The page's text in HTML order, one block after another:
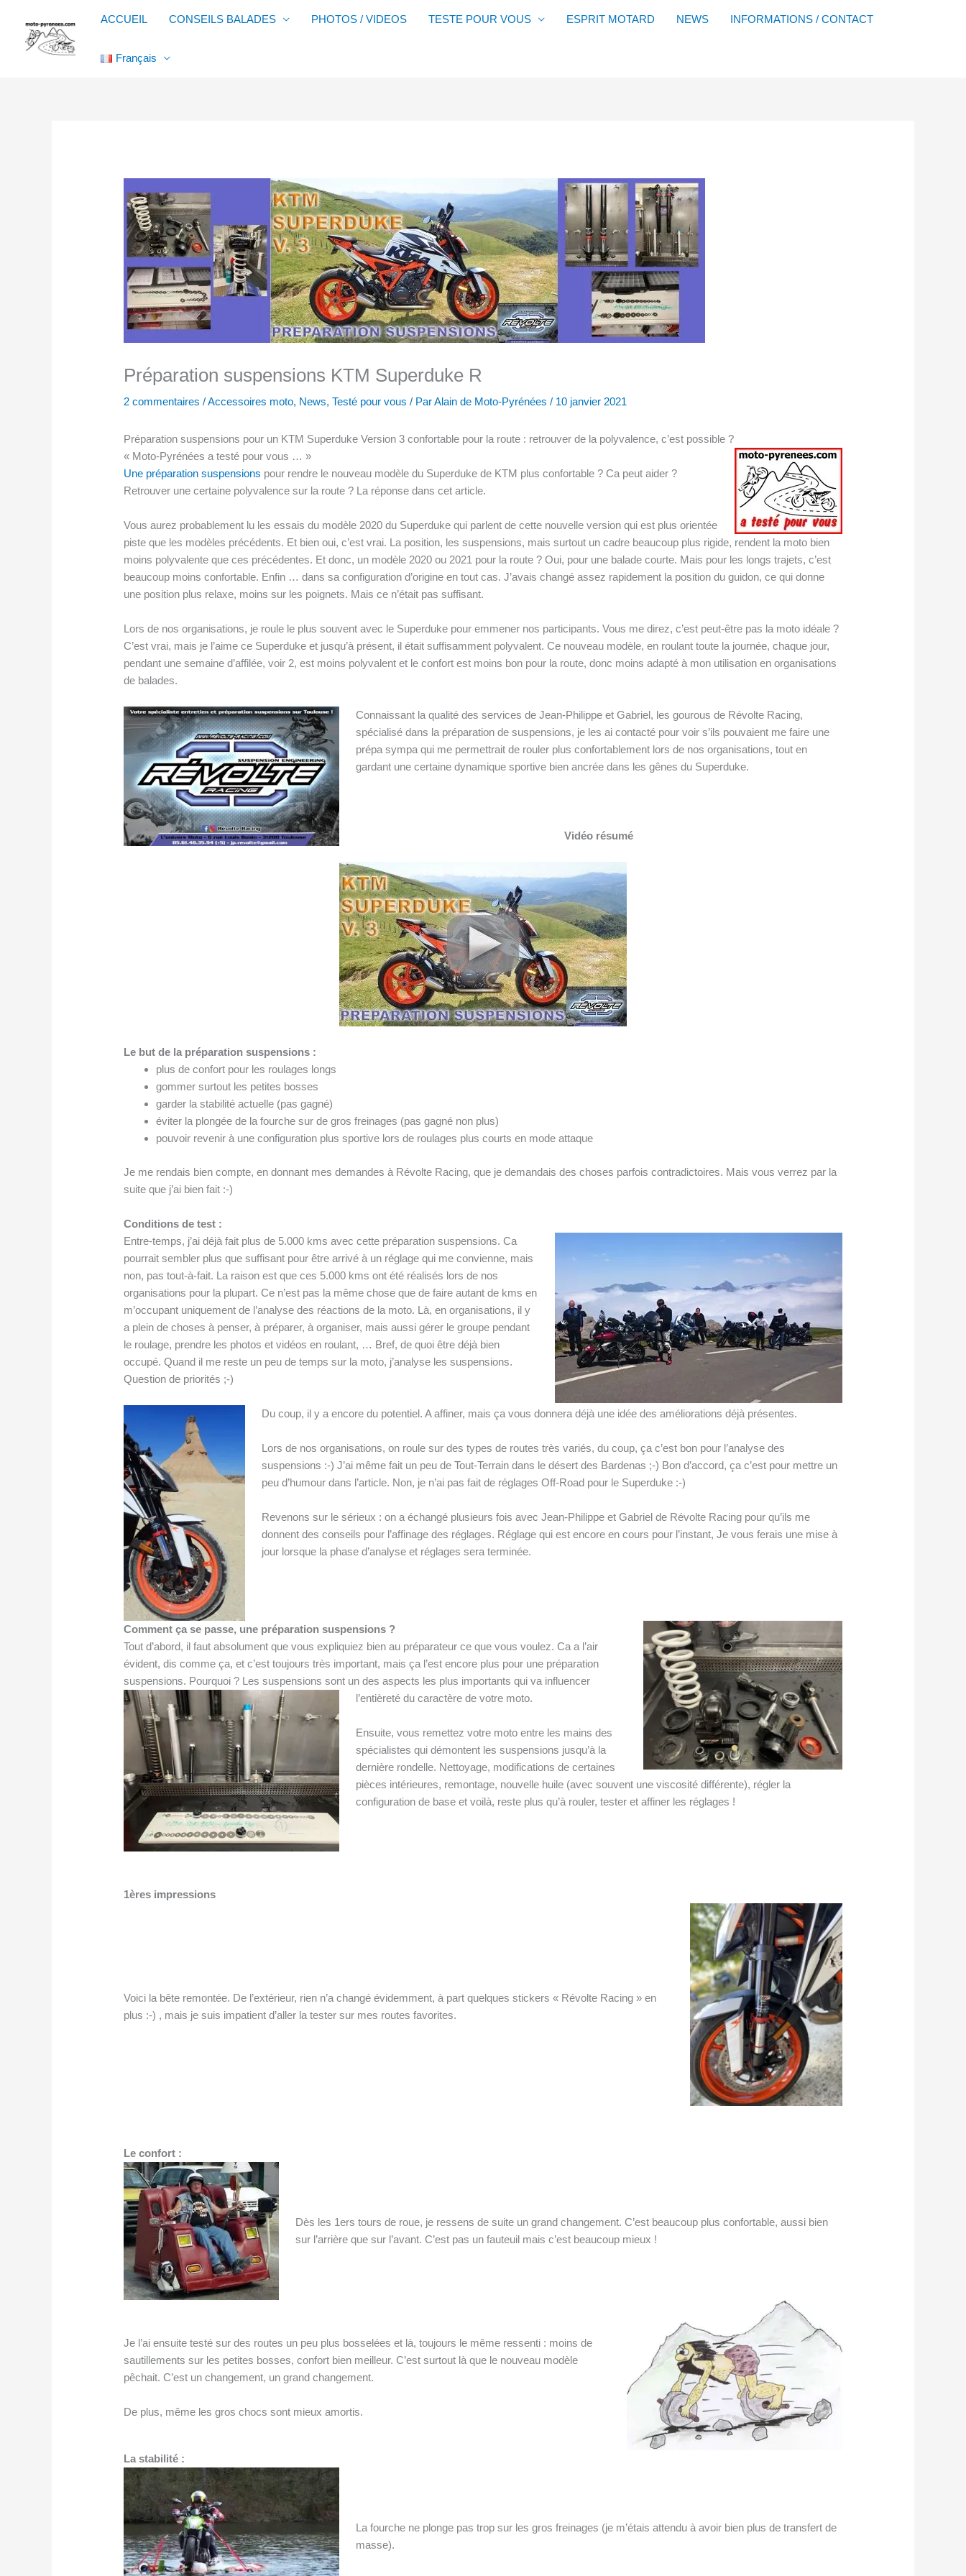
contenu
ACCUEIL CONSEILS BALADES PHOTOS / VIDEOS TESTE POUR VOUS ESPRIT MOTARD NEWS INFORMATIONS / CONTACT
Français
Préparation suspensions KTM Superduke R
2 commentaires /Accessoires moto, News,Testé pour vous / ParAlain de Moto-Pyrénées/ 10 janvier 2021
Préparation suspensions pour un KTM Superduke Version 3 confortable pour la route : retrouver de la polyvalence, c’est possible ?
« Moto-Pyrénées a testé pour vous … »
Une préparation suspensions pour rendre le nouveau modèle du Superduke de KTM plus confortable ? Ca peut aider ?
Retrouver une certaine polyvalence sur la route ? La réponse dans cet article.
Vous aurez probablement lu les essais du modèle 2020 du Superduke qui parlent de cette nouvelle version qui est plus orientée
piste que les modèles précédents. Et bien oui, c’est vrai. La position, les suspensions, mais surtout un cadre beaucoup plus rigide, rendent la moto bien
moins polyvalente que ces précédentes. Et donc, un modèle 2020 ou 2021 pour la route ? Oui, pour une balade courte. Mais pour les longs trajets, c’est
beaucoup moins confortable. Enfin … dans sa configuration d’origine en tout cas. J’avais changé assez rapidement la position du guidon, ce qui donne
une position plus relaxe, moins sur les poignets. Mais ce n’était pas suffisant.
Lors de nos organisations, je roule le plus souvent avec le Superduke pour emmener nos participants. Vous me direz, c’est peut-être pas la moto idéale ?
C’est vrai, mais je l’aime ce Superduke et jusqu’à présent, il était suffisamment polyvalent. Ce nouveau modèle, en roulant toute la journée, chaque jour,
pendant une semaine d’affilée, voir 2, est moins polyvalent et le confort est moins bon pour la route, donc moins adapté à mon utilisation en organisations
de balades.
Connaissant la qualité des services de Jean-Philippe et Gabriel, les gourous de Révolte Racing,
spécialisé dans la préparation de suspensions, je les ai contacté pour voir s’ils pouvaient me faire une
prépa sympa qui me permettrait de rouler plus confortablement lors de nos organisations, tout en
gardant une certaine dynamique sportive bien ancrée dans les gênes du Superduke.
Vidéo résumé
Le but de la préparation suspensions :
plus de confort pour les roulages longs
gommer surtout les petites bosses
garder la stabilité actuelle (pas gagné)
éviter la plongée de la fourche sur de gros freinages (pas gagné non plus)
pouvoir revenir à une configuration plus sportive lors de roulages plus courts en mode attaque
Je me rendais bien compte, en donnant mes demandes à Révolte Racing, que je demandais des choses parfois contradictoires. Mais vous verrez par la
suite que j’ai bien fait :-)
Conditions de test :
Entre-temps, j’ai déjà fait plus de 5.000 kms avec cette préparation suspensions. Ca
pourrait sembler plus que suffisant pour être arrivé à un réglage qui me convienne, mais
non, pas tout-à-fait. La raison est que ces 5.000 kms ont été réalisés lors de nos
organisations pour la plupart. Ce n’est pas la même chose que de faire autant de kms en
m’occupant uniquement de l’analyse des réactions de la moto. Là, en organisations, il y
a plein de choses à penser, à préparer, à organiser, mais aussi gérer le groupe pendant
le roulage, prendre les photos et vidéos en roulant, … Bref, de quoi être déjà bien
occupé. Quand il me reste un peu de temps sur la moto, j’analyse les suspensions.
Question de priorités ;-)
Du coup, il y a encore du potentiel. A affiner, mais ça vous donnera déjà une idée des améliorations déjà présentes.
Lors de nos organisations, on roule sur des types de routes très variés, du coup, ça c’est bon pour l’analyse des
suspensions :-) J’ai même fait un peu de Tout-Terrain dans le désert des Bardenas ;-) Bon d’accord, ça c’est pour mettre un
peu d’humour dans l’article. Non, je n’ai pas fait de réglages Off-Road pour le Superduke :-)
Revenons sur le sérieux : on a échangé plusieurs fois avec Jean-Philippe et Gabriel de Révolte Racing pour qu’ils me
donnent des conseils pour l’affinage des réglages. Réglage qui est encore en cours pour l’instant, Je vous ferais une mise à
jour lorsque la phase d’analyse et réglages sera terminée.
Comment ça se passe, une préparation suspensions ?
Tout d’abord, il faut absolument que vous expliquiez bien au préparateur ce que vous voulez. Ca a l’air
évident, dis comme ça, et c’est toujours très important, mais ça l’est encore plus pour une préparation
suspensions. Pourquoi ? Les suspensions sont un des aspects les plus importants qui va influencer
l’entièreté du caractère de votre moto.
Ensuite, vous remettez votre moto entre les mains des
spécialistes qui démontent les suspensions jusqu’à la
dernière rondelle. Nettoyage, modifications de certaines
pièces intérieures, remontage, nouvelle huile (avec souvent une viscosité différente), régler la
configuration de base et voilà, reste plus qu’à rouler, tester et affiner les réglages !
1ères impressions
Voici la bête remontée. De l’extérieur, rien n’a changé évidemment, à part quelques stickers « Révolte Racing » en
plus :-) , mais je suis impatient d’aller la tester sur mes routes favorites.
Le confort :
Dès les 1ers tours de roue, je ressens de suite un grand changement. C’est beaucoup plus confortable, aussi bien
sur l’arrière que sur l’avant. C’est pas un fauteuil mais c’est beaucoup mieux !
Je l’ai ensuite testé sur des routes un peu plus bosselées et là, toujours le même ressenti : moins de
sautillements sur les petites bosses, confort bien meilleur. C’est surtout là que le nouveau modèle
pêchait. C’est un changement, un grand changement.
De plus, même les gros chocs sont mieux amortis.
La stabilité :
La fourche ne plonge pas trop sur les gros freinages (je m’étais attendu à avoir bien plus de transfert de
masse).